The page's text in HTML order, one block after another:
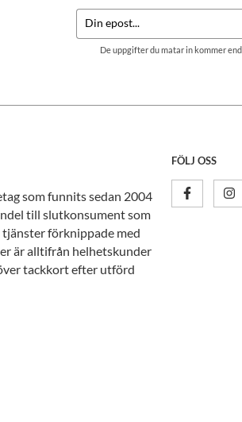
De uppgifter du matar in kommer
som funnits sedan 2004
till slutkonsument som
förknippade med
är alltifrån helhetskunder
tackkort efter utförd
FÖLJ OSS